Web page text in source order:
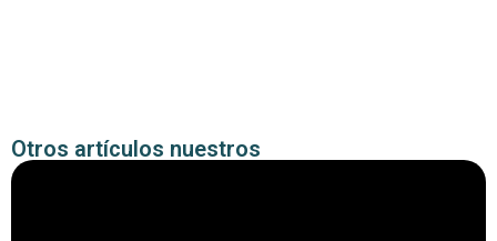
Otros artículos nuestros